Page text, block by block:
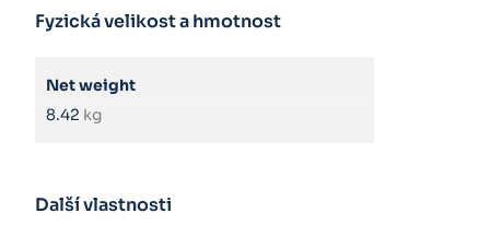
Fyzická velikost a hmotnost
Net weight
8.42 kg
Další vlastnosti